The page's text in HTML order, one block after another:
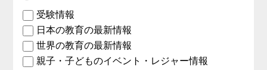
受験情報
日本の教育の最新情報
世界の教育の最新情報
親子・子どものイベント・レジャー情報